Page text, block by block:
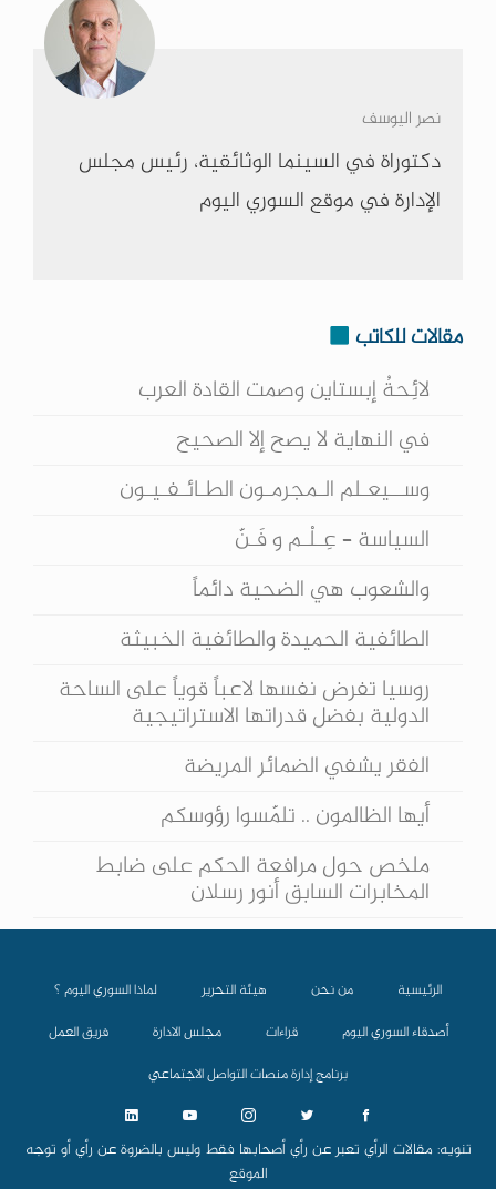
نصر اليوسف
دكتوراة في السينما الوثائقية، رئيس مجلس
الإدارة في موقع السوري اليوم
مقالات للكاتب
لائِحةُ إبستاين وصمت القادة العرب
في النهاية لا يصح إلا الصحيح
وســيعـلم الـمجرمـون الطـائـفـيـون
السياسة – عِـلْـم و فَـنّ
والشعوب هي الضحية دائماً
الطائفية الحميدة والطائفية الخبيثة
روسيا تفرض نفسها لاعباً قوياً على الساحة
الدولية بفضل قدراتها الاستراتيجية
الفقر يشفي الضمائر المريضة
أيها الظالمون .. تلمّسوا رؤوسكم
ملخص حول مرافعة الحكم على ضابط
المخابرات السابق أنور رسلان
الرئيسية من نحن هيئة التحرير
لماذا السوري اليوم ؟
أصدقاء السوري اليوم
قراءات مجلس الادارة
فريق العمل
برنامج إدارة منصات التواصل الاجتماعي
تنويه: مقالات الرأي تعبر عن رأي أصحابها فقط وليس بالضروة عن رأي أو توجه
الموقع